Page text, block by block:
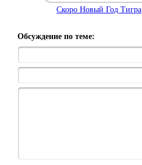
Скоро Новый Год Тигра
Обсуждение по теме: